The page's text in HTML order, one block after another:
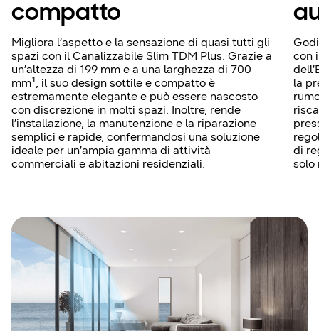
compatto
Migliora l’aspetto e la sensazione di quasi tutti gli
spazi con il Canalizzabile Slim TDM Plus. Grazie a
un’altezza di 199 mm e a una larghezza di 700
mm¹, il suo design sottile e compatto è
estremamente elegante e può essere nascosto
con discrezione in molti spazi. Inoltre, rende
l’installazione, la manutenzione e la riparazione
semplici e rapide, confermandosi una soluzione
ideale per un’ampia gamma di attività
commerciali e abitazioni residenziali.
con
la
di
solo